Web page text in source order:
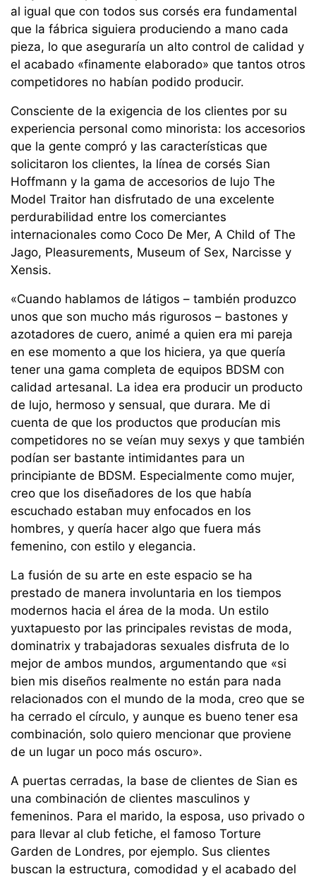
al igual que con todos sus corsés era fundamental
que la fábrica siguiera produciendo a mano cada
pieza, lo que aseguraría un alto control de calidad y
el acabado «finamente elaborado» que tantos otros
competidores no habían podido producir.
Consciente de la exigencia de los clientes por su
experiencia personal como minorista: los accesorios
que la gente compró y las características que
solicitaron los clientes, la línea de corsés Sian
Hoffmann y la gama de accesorios de lujo The
Model Traitor han disfrutado de una excelente
perdurabilidad entre los comerciantes
internacionales como Coco De Mer, A Child of The
Jago, Pleasurements, Museum of Sex, Narcisse y
Xensis.
«Cuando hablamos de látigos – también produzco
unos que son mucho más rigurosos – bastones y
azotadores de cuero, animé a quien era mi pareja
en ese momento a que los hiciera, ya que quería
tener una gama completa de equipos BDSM con
calidad artesanal. La idea era producir un producto
de lujo, hermoso y sensual, que durara. Me di
cuenta de que los productos que producían mis
competidores no se veían muy sexys y que también
podían ser bastante intimidantes para un
principiante de BDSM. Especialmente como mujer,
creo que los diseñadores de los que había
escuchado estaban muy enfocados en los
hombres, y quería hacer algo que fuera más
femenino, con estilo y elegancia.
La fusión de su arte en este espacio se ha
prestado de manera involuntaria en los tiempos
modernos hacia el área de la moda. Un estilo
yuxtapuesto por las principales revistas de moda,
dominatrix y trabajadoras sexuales disfruta de lo
mejor de ambos mundos, argumentando que «si
bien mis diseños realmente no están para nada
relacionados con el mundo de la moda, creo que se
ha cerrado el círculo, y aunque es bueno tener esa
combinación, solo quiero mencionar que proviene
de un lugar un poco más oscuro».
A puertas cerradas, la base de clientes de Sian es
una combinación de clientes masculinos y
femeninos. Para el marido, la esposa, uso privado o
para llevar al club fetiche, el famoso Torture
Garden de Londres, por ejemplo. Sus clientes
buscan la estructura, comodidad y el acabado del